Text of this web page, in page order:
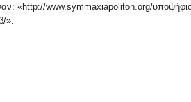
«http://www.symmaxiapoliton.org/
».